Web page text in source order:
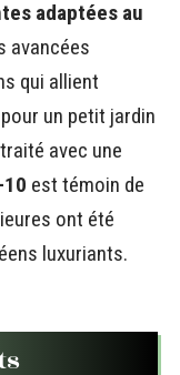
adaptées au
avancées
qui allient
un petit jardin
avec une
10 est témoin de
ont été
luxuriants.